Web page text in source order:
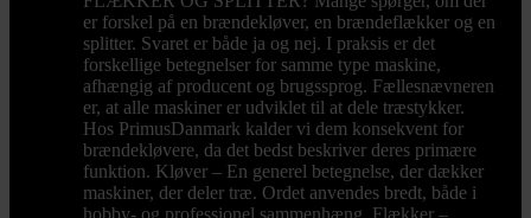
er forskel på en brændekløver, en brændeflækker og en
splitter. Svaret er både ja og nej. I praksis er det
forskellige betegnelser for samme type maskine,
afhængig af producent og brugssprog. Fællesnævneren
er, at alle maskiner er udviklet til at dele træstykker.
Hos PrimusDanmark kalder vi dem konsekvent for
brændekløvere, da det bedst beskriver deres primære
funktion. Kløver – En generel betegnelse, der dækker
maskiner, der deler træ. Ordet anvendes bredt, både i
hobby- og professionel sammenhæng. Flækker –